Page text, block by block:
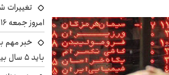
تغییرات
امروز جمعه ۱۶ مرداد ۱۴۰۵ را ببینند
خبر مهم
باید ۵ سال بیشتر کار کنند